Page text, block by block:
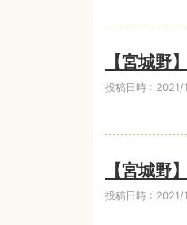
【宮城野
投稿日時 : 2021/
【宮城野
投稿日時 : 2021/